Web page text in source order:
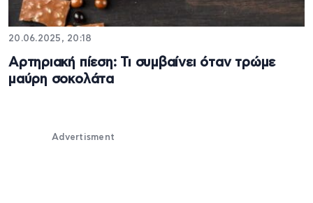
20.06.2025, 20:18
Αρτηριακή πίεση: Τι συμβαίνει όταν τρώμε
μαύρη σοκολάτα
Advertisment